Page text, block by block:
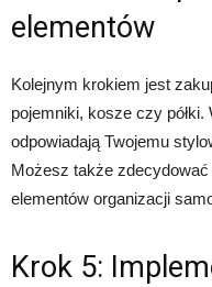
elementów
Kolejnym krokiem jest
pojemniki, kosze czy
odpowiadają Twojemu
Możesz także
elementów organizacji
Krok 5: